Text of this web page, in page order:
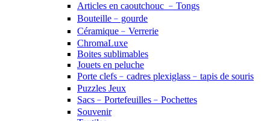
Articles en caoutchouc ﹣Tongs
Bouteille﹣gourde
Céramique﹣Verrerie
ChromaLuxe
Boites sublimables
Jouets en peluche
Porte clefs﹣cadres plexiglass﹣tapis de souris
Puzzles Jeux
Sacs﹣Portefeuilles﹣Pochettes
Souvenir